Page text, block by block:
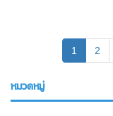
1 (current)
2
หมวดหมู่